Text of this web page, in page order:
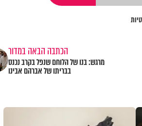
הכתבה הבאה במדור
מרגש: בנו של הלוחם שנפל בקרב נכנס
בבריתו של אברהם אבינו